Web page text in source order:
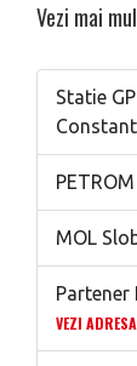
Vezi mai
Statie
MOL
Partener
VEZI ADRESA